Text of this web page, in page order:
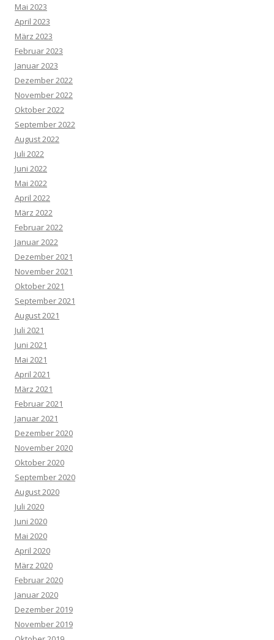
Mai 2023
April 2023
März 2023
Februar 2023
Januar 2023
Dezember 2022
November 2022
Oktober 2022
September 2022
August 2022
Juli 2022
Juni 2022
Mai 2022
April 2022
März 2022
Februar 2022
Januar 2022
Dezember 2021
November 2021
Oktober 2021
September 2021
August 2021
Juli 2021
Juni 2021
Mai 2021
April 2021
März 2021
Februar 2021
Januar 2021
Dezember 2020
November 2020
Oktober 2020
September 2020
August 2020
Juli 2020
Juni 2020
Mai 2020
April 2020
März 2020
Februar 2020
Januar 2020
Dezember 2019
November 2019